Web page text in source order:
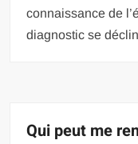
connaissance de
diagnostic se
Qui peut me